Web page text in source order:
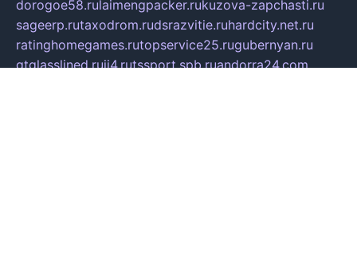
dorogoe58.rulaimengpacker.rukuzova-zapchasti.ru
sageerp.rutaxodrom.rudsrazvitie.ruhardcity.net.ru
ratinghomegames.rutopservice25.rugubernyan.ru
gtglasslined.ruii4.rutssport.spb.ruandorra24.com